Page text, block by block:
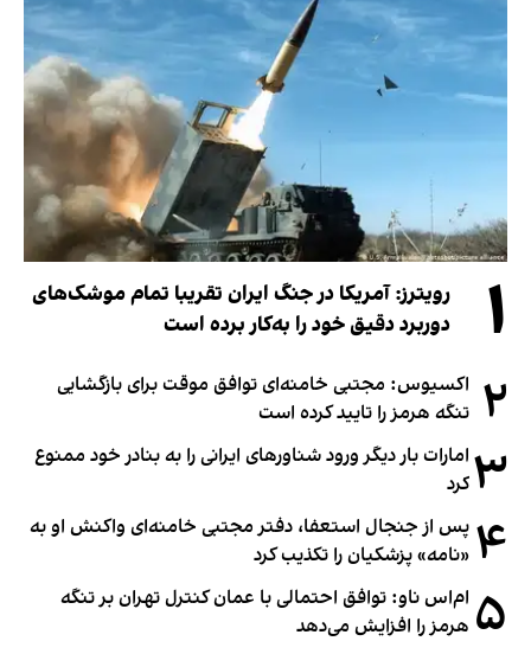
۱
رویترز: آمریکا در جنگ ایران تقریبا تمام موشک‌های
دوربرد دقیق خود را به‌کار برده است
۲ اکسیوس: مجتبی خامنه‌ای توافق موقت برای بازگشایی
تنگه هرمز را تایید کرده است
۳ امارات بار دیگر ورود شناورهای ایرانی را به بنادر خود ممنوع
کرد
۴ پس از جنجال استعفا، دفتر مجتبی خامنه‌ای واکنش او به
«نامه» پزشکیان را تکذیب کرد
۵ ام‌اس ناو: توافق احتمالی با عمان کنترل تهران بر تنگه
هرمز را افزایش می‌دهد